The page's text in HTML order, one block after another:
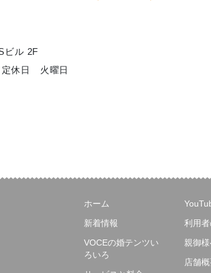
ビル 2F
休日 火曜日
ホーム
新着情報
VOCEの婚テンツい
ろいろ
利用
親御
店舗